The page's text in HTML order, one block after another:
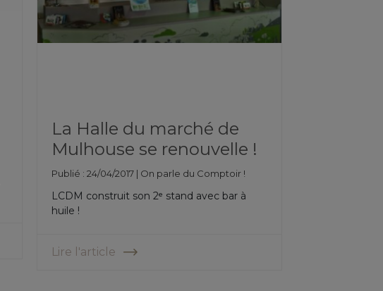
La Halle du marché de
Mulhouse se renouvelle !
Publié : 24/04/2017 | On parle du Comptoir !
LCDM construit son 2ᵉ stand avec bar à
huile !
Lire l'article